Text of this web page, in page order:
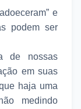
e
podem ser
de nossas
em suas
haja uma
medindo